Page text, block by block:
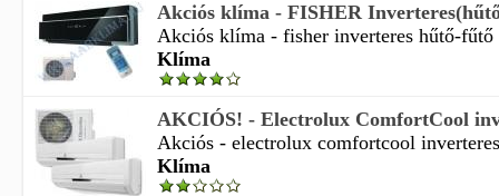
Akciós klíma - FISHER
Akciós klíma - fisher inverteres hűtő-
Klíma
AKCIÓS! - Electrolux ComfortCool
Akciós - electrolux comfortcool
Klíma